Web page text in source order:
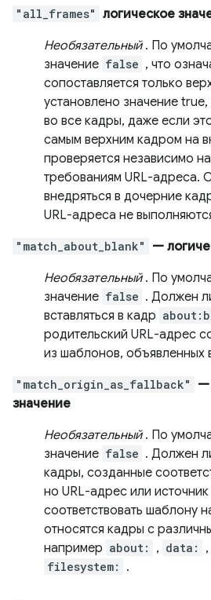
"all_frames" логическое
Необязательный. По
значение false , что
сопоставляется только
установлено значение true,
во все кадры, даже если
самым верхним кадром на
проверяется независимо
требованиям URL-адреса.
внедряться в дочерние
URL-адреса не
"match_about_blank"
—
Необязательный. По
значение false . Должен
вставляться в кадр
родительский URL-адрес
из шаблонов, объявленных
"match_origin_as_fallback"
—
значение
Необязательный. По
значение false . Должен
кадры, созданные
но URL-адрес или
соответствовать шаблону
относятся кадры с
например about: , data: ,
filesystem: .